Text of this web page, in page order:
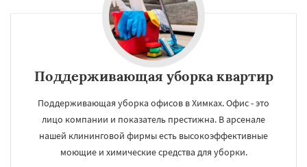
Поддерживающая уборка квартир
Поддерживающая уборка офисов в Химках. Офис - это
лицо компании и показатель престижна. В арсенале
нашей клининговой фирмы есть высокоэффективные
моющие и химические средства для уборки.